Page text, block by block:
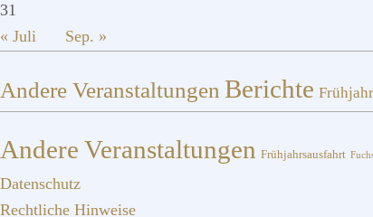
31
« Juli
Sep. »
Andere Veranstaltungen Berichte
Andere Veranstaltungen Frühjahrsausfahrt
Datenschutz
Rechtliche Hinweise